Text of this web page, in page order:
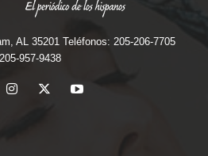
AL 35201 Teléfonos: 205-206-7705
205-957-9438